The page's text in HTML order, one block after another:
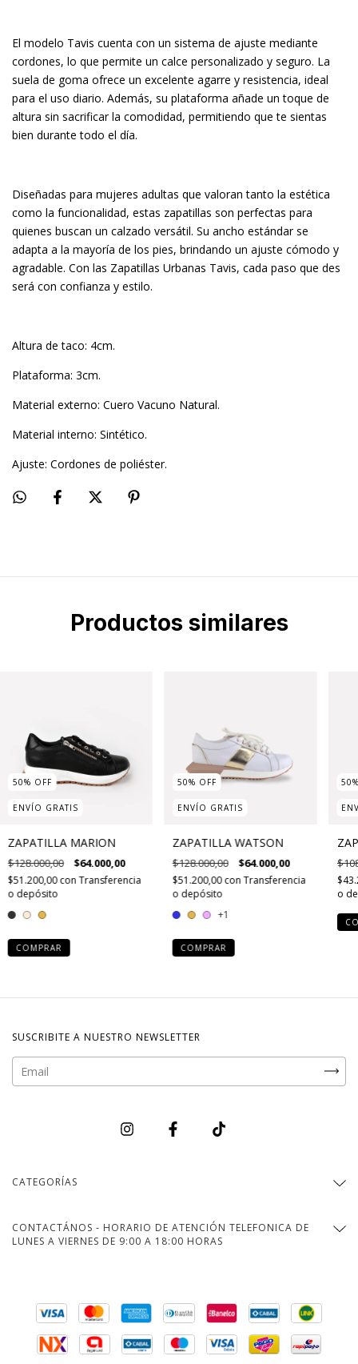
El modelo Tavis cuenta con un sistema de ajuste mediante
cordones, lo que permite un calce personalizado y seguro. La
suela de goma ofrece un excelente agarre y resistencia, ideal
para el uso diario. Además, su plataforma añade un toque de
altura sin sacrificar la comodidad, permitiendo que te sientas
bien durante todo el día.
Diseñadas para mujeres adultas que valoran tanto la estética
como la funcionalidad, estas zapatillas son perfectas para
quienes buscan un calzado versátil. Su ancho estándar se
adapta a la mayoría de los pies, brindando un ajuste cómodo y
agradable. Con las Zapatillas Urbanas Tavis, cada paso que des
será con confianza y estilo.
Altura de taco: 4cm.
Plataforma: 3cm.
Material externo: Cuero Vacuno Natural.
Material interno: Sintético.
Ajuste: Cordones de poliéster.
Productos similares
50% OFF
ENVÍO GRATIS
ZAPATILLA MARION
$128.000,00 $64.000,00
$51.200,00con Transferencia
o depósito
COMPRAR
50% OFF
ENVÍO GRATIS
ZAPATILLA WATSON
$128.000,00 $64.000,00
$51.200,00con Transferencia
o depósito
+1
COMPRAR
50
o
SUSCRIBITE A NUESTRO NEWSLETTER
CATEGORÍAS
CONTACTÁNOS - HORARIO DE ATENCIÓN TELEFONICA DE
LUNES A VIERNES DE 9:00 A 18:00 HORAS